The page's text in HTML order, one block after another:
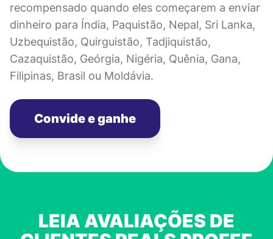
recompensado quando eles começarem a enviar
dinheiro para Índia, Paquistão, Nepal, Sri Lanka,
Uzbequistão, Quirguistão, Tadjiquistão,
Cazaquistão, Geórgia, Nigéria, Quênia, Gana,
Filipinas, Brasil ou Moldávia.
Convide e ganhe
LEIA AVALIAÇÕES DE